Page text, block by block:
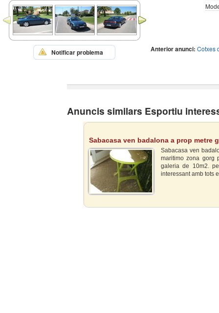
Notificar problema Anterior anunci: Cotxes
Anuncis similars Esportiu
Sabacasa ven badalona a prop metre
Sabacasa ven
maritimo zona gorg
galeria de 10m2.
interessant amb tots